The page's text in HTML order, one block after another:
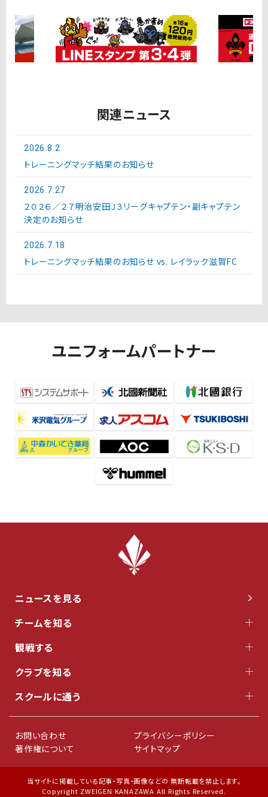
関連ニュース
2026.8.2
トレーニングマッチ結果のお知らせ
2026.7.27
２０２６／２７明治安田Ｊ３リーグキャプテン・副キャプテン
決定のお知らせ
2026.7.18
トレーニングマッチ結果のお知らせ vs. レイラック滋賀FC
ユニフォームパートナー
ニュースを見る
チームを知る
観戦する
クラブを知る
スクールに通う
お問い合わせ
プライバシーポリシー
著作権について
サイトマップ
当サイトに掲載している記事・写真・画像などの 無断転載を禁止します。
Copyright ZWEIGEN KANAZAWA All Rights Reserved.